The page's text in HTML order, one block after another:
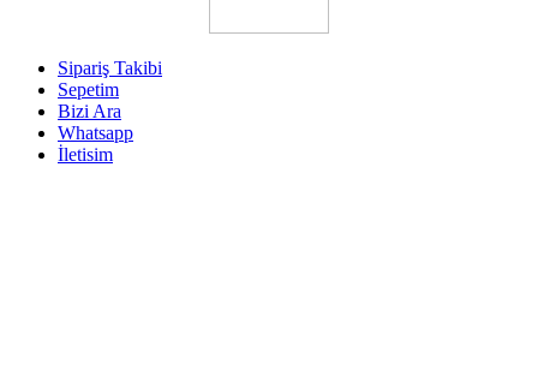
Sipariş Takibi
Sepetim
Bizi Ara
Whatsapp
İletisim